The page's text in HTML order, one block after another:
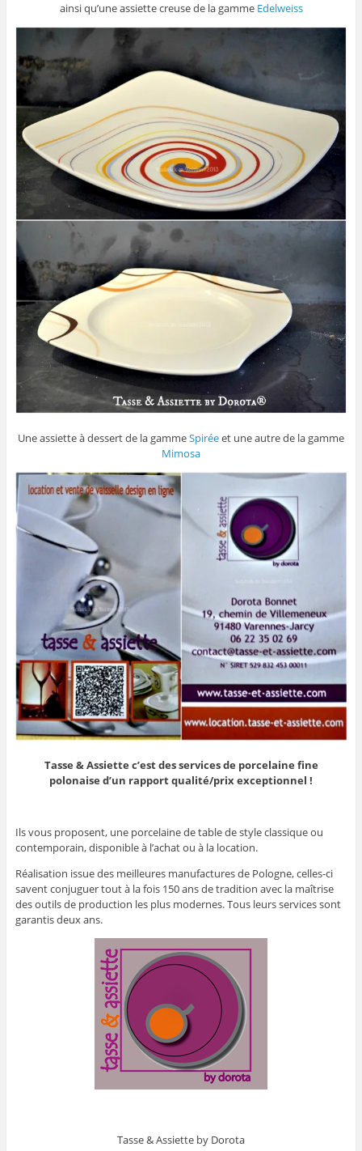
ainsi qu’une assiette creuse de la gamme Edelweiss
Une assiette à dessert de la gammeSpiréeet une autre de la gamme
Mimosa
Tasse & Assiette c’est des services de porcelaine fine
polonaise d’un rapport qualité/prix exceptionnel !
Ils vous proposent, une porcelaine de table de style classique ou
contemporain, disponible à l’achat ou à la location.
Réalisation issue des meilleures manufactures de Pologne, celles-ci
savent conjuguer tout à la fois 150 ans de tradition avec la maîtrise
des outils de production les plus modernes. Tous leurs services sont
garantis deux ans.
Tasse & Assiette by Dorota